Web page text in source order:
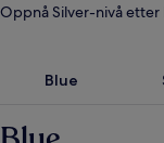
Oppnå Silver-nivå etter
Blue